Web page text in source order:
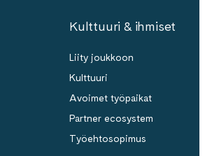
Kulttuuri & ihmiset
Liity joukkoon
Kulttuuri
Avoimet työpaikat
Partner ecosystem
Työehtosopimus